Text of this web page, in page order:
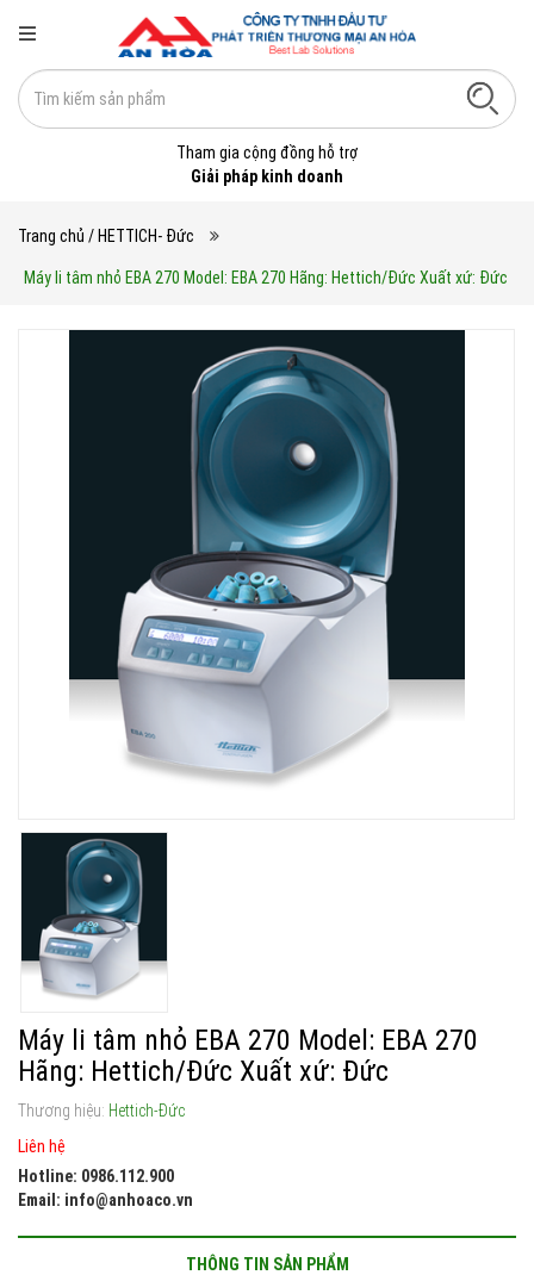
Tham gia cộng đồng hỗ trợ
Giải pháp kinh doanh
Trang chủ / HETTICH- Đức
Máy li tâm nhỏ EBA 270 Model: EBA 270 Hãng: Hettich/Đức Xuất xứ: Đức
Máy li tâm nhỏ EBA 270 Model: EBA 270
Hãng: Hettich/Đức Xuất xứ: Đức
Thương hiệu: Hettich-Đức
Liên hệ
Hotline: 0986.112.900
Email: info@anhoaco.vn
THÔNG TIN SẢN PHẨM